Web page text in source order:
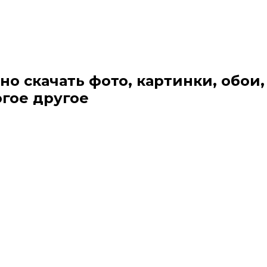
скачать фото, картинки,
другое